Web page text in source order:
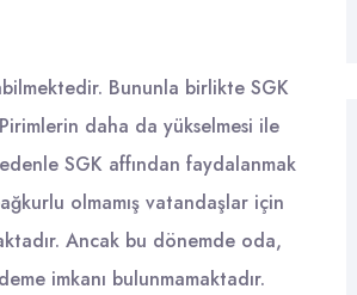
Bununla birlikte SGK
daha da yükselmesi ile
SGK affından faydalanmak
olmamış vatandaşlar için
Ancak bu dönemde oda,
imkanı bulunmamaktadır.